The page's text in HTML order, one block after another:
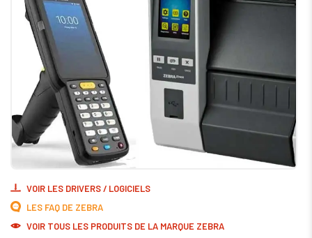
VOIR LES DRIVERS / LOGICIELS
LES FAQ DE ZEBRA
VOIR TOUS LES PRODUITS DE LA MARQUE ZEBRA